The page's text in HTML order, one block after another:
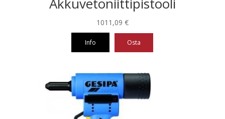
1011,09 €
Info Osta